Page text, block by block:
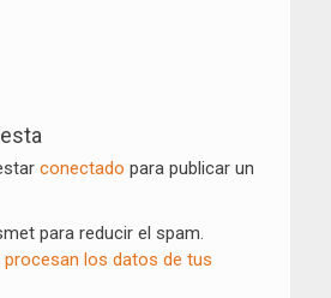
conectado para publicar un
para reducir el spam.
los datos de tus